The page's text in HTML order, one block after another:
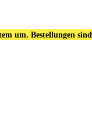
um. Bestellungen